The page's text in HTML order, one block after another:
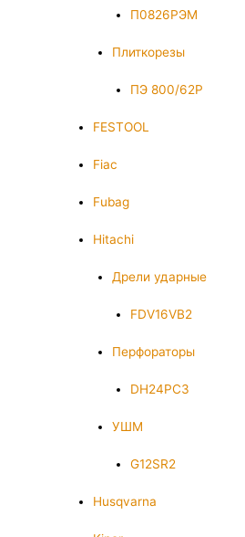
П0826РЭМ
Плиткорезы
ПЭ 800/62Р
FESTOOL
Fiac
Fubag
Hitachi
Дрели ударные
FDV16VB2
Перфораторы
DH24PC3
УШМ
G12SR2
Husqvarna